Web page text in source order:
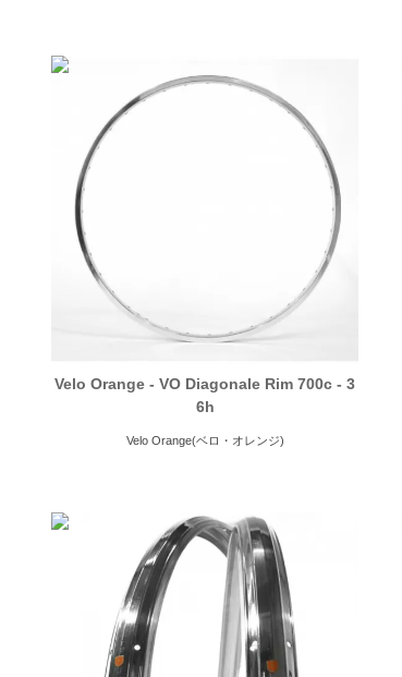
Velo Orange - VO Diagonale Rim 700c - 3
6h
Velo Orange(ベロ・オレンジ)